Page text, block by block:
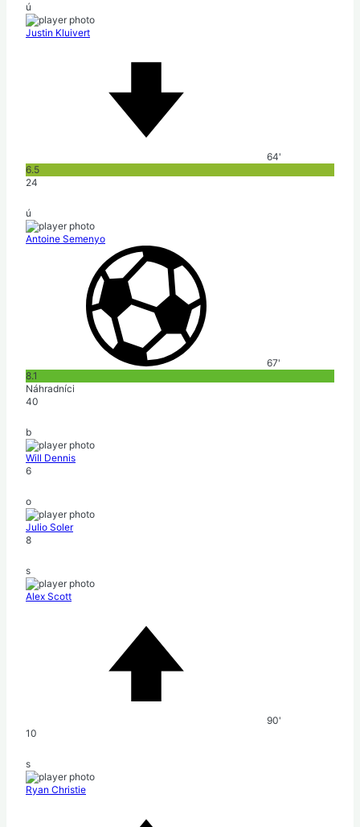
ú
Justin Kluivert
64'
6.5
24
ú
Antoine Semenyo
67'
8.1
Náhradníci
40
b
Will Dennis
6
o
Julio Soler
8
s
Alex Scott
90'
10
s
Ryan Christie